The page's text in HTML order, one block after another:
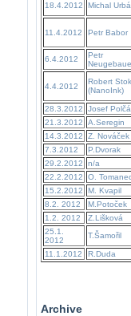
18.4.2012
Michal
11.4.2012 Petr Babor
6.4.2012
Petr
4.4.2012
Robert
(NanoInk)
28.3.2012
Josef
21.3.2012
A.Seregin
14.3.2012
Z. Nováček
7.3.2012
P.Dvorak
29.2.2012
n/a
22.2.2012
O.
15.2.2012
M. Kvapil
8.2. 2012
M.Potoček
1.2. 2012
Z.Lišková
25.1.
2012
T.Šamořil
11.1.2012 R.Duda
Archive